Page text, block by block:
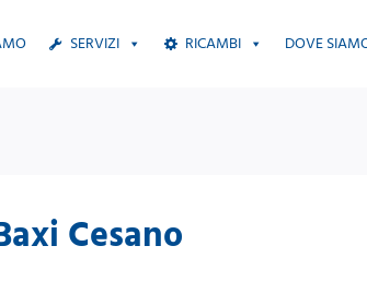
SERVIZI RICAMBI DOVE
Cesano